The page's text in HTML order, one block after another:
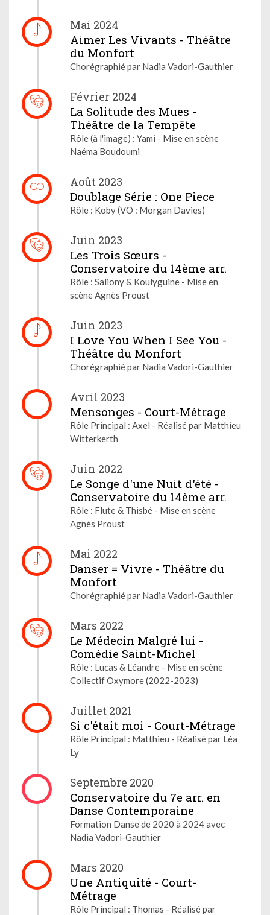
Mai 2024
Aimer Les Vivants - Théâtre
du Monfort
Chorégraphié par Nadia Vadori-Gauthier
Février 2024
La Solitude des Mues -
Théâtre de la Tempête
Rôle (à l'image) : Yami - Mise en scène
Naéma Boudoumi
Août 2023
Doublage Série : One Piece
Rôle : Koby (VO : Morgan Davies)
Juin 2023
Les Trois Sœurs -
Conservatoire du 14ème arr.
Rôle : Saliony & Koulyguine - Mise en
scène Agnès Proust
Juin 2023
I Love You When I See You -
Théâtre du Monfort
Chorégraphié par Nadia Vadori-Gauthier
Avril 2023
Mensonges - Court-Métrage
Rôle Principal : Axel - Réalisé par Matthieu
Witterkerth
Juin 2022
Le Songe d'une Nuit d'été -
Conservatoire du 14ème arr.
Rôle : Flute & Thisbé - Mise en scène
Agnès Proust
Mai 2022
Danser = Vivre - Théâtre du
Monfort
Chorégraphié par Nadia Vadori-Gauthier
Mars 2022
Le Médecin Malgré lui -
Comédie Saint-Michel
Rôle : Lucas & Léandre - Mise en scène
Collectif Oxymore (2022-2023)
Juillet 2021
Si c'était moi - Court-Métrage
Rôle Principal : Matthieu - Réalisé par Léa
Ly
Septembre 2020
Conservatoire du 7e arr. en
Danse Contemporaine
Formation Danse de 2020 à 2024 avec
Nadia Vadori-Gauthier
Mars 2020
Une Antiquité - Court-
Métrage
Rôle Principal : Thomas - Réalisé par